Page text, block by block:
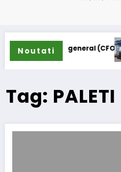
Noutati
director general (CFO) pentru
Tag: PALETI